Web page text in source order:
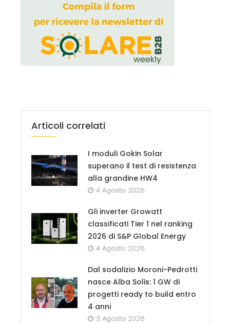
Articoli correlati
I moduli Gokin Solar
superano il test di resistenza
alla grandine HW4
4 Agosto 2026
Gli inverter Growatt
classificati Tier 1 nel ranking
2026 di S&P Global Energy
4 Agosto 2026
Dal sodalizio Moroni-Pedrotti
nasce Alba Solis: 1 GW di
progetti ready to build entro
4 anni
3 Agosto 2026